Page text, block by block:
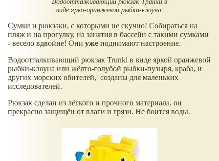
виде ярко-оранжевой рыбки-клоуна.
Сумки и рюкзаки, с которыми не скучно! Собираться на
пляж и на прогулку, на занятия в бассейн с такими сумками
- весело вдвойне! Они уже поднимают настроение.
Водоотталкивающий рюкзак Trunki в виде яркой оранжевой
рыбки-клоуна или жёлто-голубой рыбки-пузыря, краба, и
других морских обителей, созданы для маленьких
исследователей.
Рюкзак сделан из лёгкого и прочного материала, он
прекрасно защищён от влаги и грязи. Не боится воды.